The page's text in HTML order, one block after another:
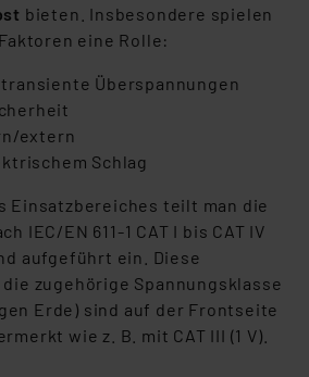
bieten. Insbesondere spielen
eine Rolle:
Überspannungen
extern
Schlag
Einsatzbereiches teilt man die
IEC/EN 611-1 CAT I bis CAT IV
aufgeführt ein. Diese
die zugehörige Spannungsklasse
Erde) sind auf der Frontseite
wie z. B. mit CAT III (1 V).